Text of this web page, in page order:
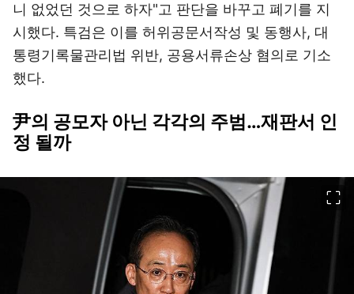
니 없었던 것으로 하자"고 판단을 바꾸고 폐기를 지
시했다. 특검은 이를 허위공문서작성 및 동행사, 대
통령기록물관리법 위반, 공용서류손상 혐의로 기소
했다.
尹의 공모자 아닌 각각의 주범…재판서 인
정 될까